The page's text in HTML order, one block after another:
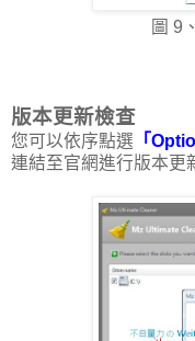
圖 9
版本更新檢查
您可以依序點選 「
連結至官網進行版本更